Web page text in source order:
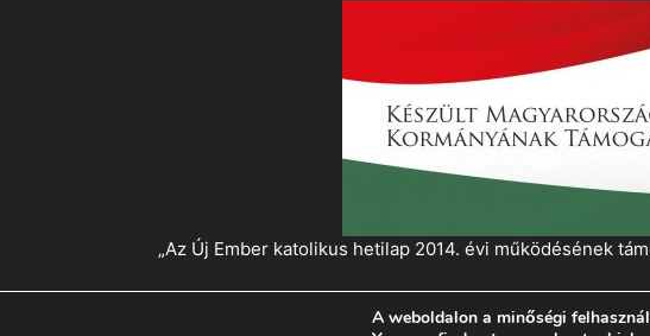
„Az Új Ember katolikus hetilap 2014. évi működésének
© 2026 Magyar Kurír - Új Ember• KészültGeneratePress
A weboldalon a minőségi